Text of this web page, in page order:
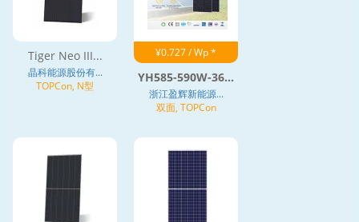
Tiger Neo III...
晶科能源股份有...
TOPCon, N型
¥0.727 / Wp *
YH585-590W-36...
浙江盈辉新能源...
双面, TOPCon